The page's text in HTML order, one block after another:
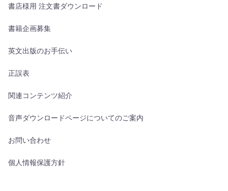
書店様用 注文書ダウンロード
書籍企画募集
英文出版のお手伝い
正誤表
関連コンテンツ紹介
音声ダウンロードページについてのご案内
お問い合わせ
個人情報保護方針